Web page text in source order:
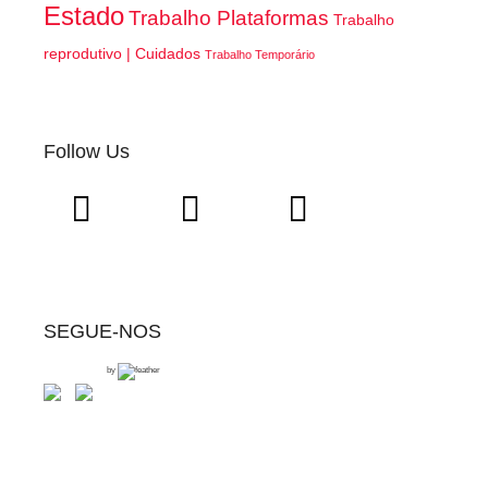
EstadoTrabalho Plataformas Trabalho
reprodutivo | Cuidados Trabalho Temporário
Follow Us
SEGUE-NOS
by